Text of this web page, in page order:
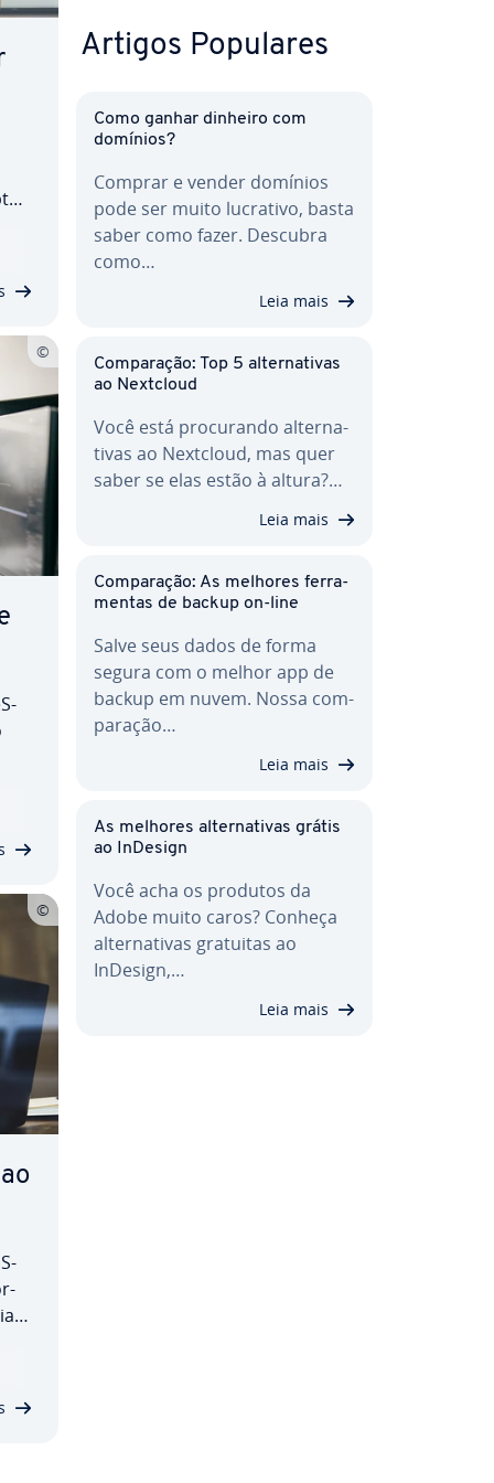
Artigos Populares
Como ganhar dinheiro com
domínios?
Comprar e vender domínios
pode ser muito lucrativo, basta
saber como fazer. Descubra
como…
Leia mais
Com­pa­ra­ção: Top 5 al­ter­na­ti­vas
ao Nextcloud
Você está pro­cu­rando al­ter­na­
ti­vas ao Nextcloud, mas quer
saber se elas estão à altura?…
Leia mais
Com­pa­ra­ção: As melhores fer­ra­
men­tas de backup on-line
Salve seus dados de forma
segura com o melhor app de
backup em nuvem. Nossa com­
pa­ra­ção…
Leia mais
As melhores al­ter­na­ti­vas grátis
ao InDesign
Você acha os produtos da
Adobe muito caros? Conheça
al­ter­na­ti­vas gratuitas ao
InDesign,…
Leia mais